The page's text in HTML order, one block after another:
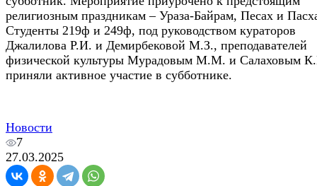
религиозным праздникам – Ураза-Байрам, Песах и
Студенты 219ф и 249ф, под руководством кураторов
Джалилова Р.И. и Демирбековой М.З., преподавателей
физической культуры Мурадовым М.М. и Салаховым
приняли активное участие в субботнике.
Новости
7
27.03.2025